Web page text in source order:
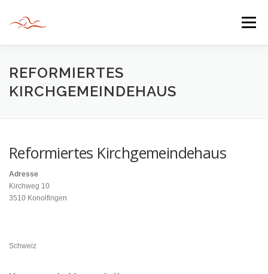
springen
Menü
HERZLICH WILLKOMMEN
INFORMATIONEN
REFORMIERTES
KIRCHGEMEINDEHAUS
Reformiertes Kirchgemeindehaus
Adresse
Kirchweg 10
3510 Konolfingen
Schweiz